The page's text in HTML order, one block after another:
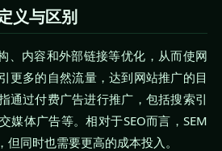
义与区别
、内容和外部链接等优化，从而使网
更多的自然流量，达到网站推广的目
通过付费广告进行推广，包括搜索引
媒体广告等。相对于SEO而言，SEM
同时也需要更高的成本投入。